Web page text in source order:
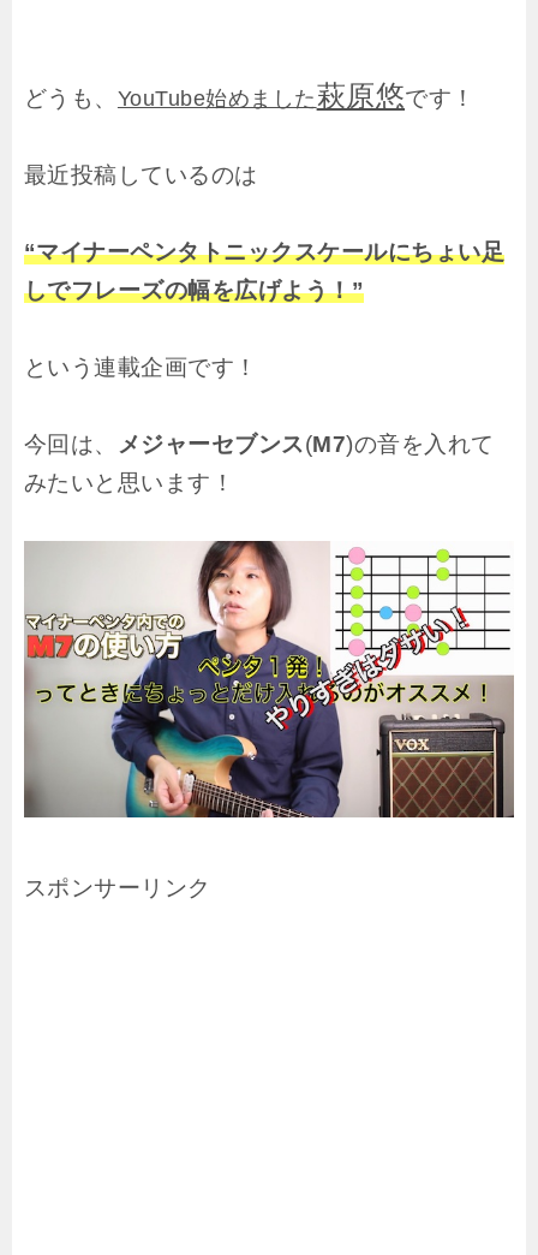
どうも、 YouTube始めました萩原悠です！
最近投稿しているのは
“マイナーペンタトニックスケールにちょい足
しでフレーズの幅を広げよう！”
という連載企画です！
今回は、 メジャーセブンス(M7)の音を入れて
みたいと思います！
スポンサーリンク